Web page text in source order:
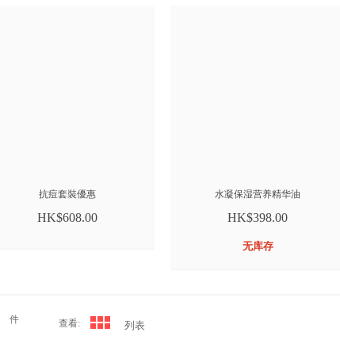
抗痘套裝優惠
HK$608.00
水凝保湿营养精华油
HK$398.00
无库存
件 查看: 列表